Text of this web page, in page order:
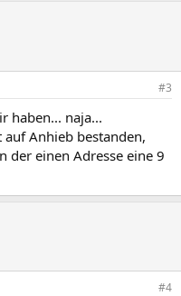
#3
haben... naja...
Anhieb bestanden,
der einen Adresse eine 9
#4